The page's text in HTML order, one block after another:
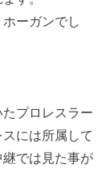
ーガンでし
プロレスラー
には所属して
では見た事が